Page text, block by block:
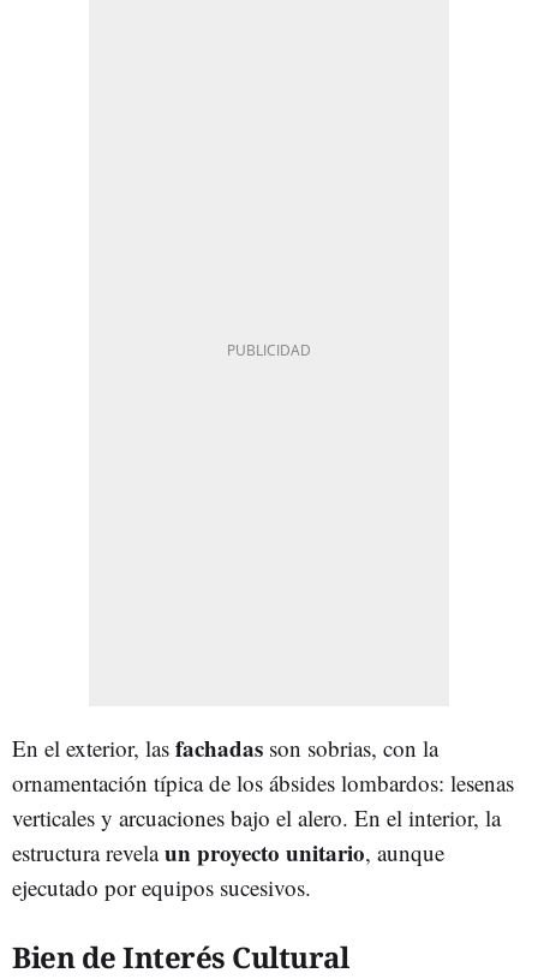
En el exterior, las fachadas son sobrias, con la
ornamentación típica de los ábsides lombardos: lesenas
verticales y arcuaciones bajo el alero. En el interior, la
estructura revelaun proyecto unitario, aunque
ejecutado por equipos sucesivos.
Bien de Interés Cultural